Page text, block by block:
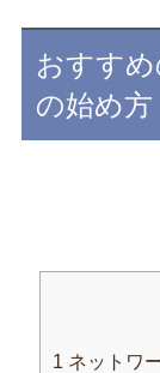
おすす
の始め方
1 ネットワ